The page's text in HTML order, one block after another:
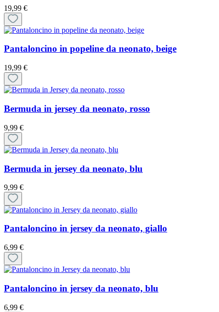
19,99 €
Pantaloncino in popeline da neonato, beige
19,99 €
Bermuda in jersey da neonato, rosso
9,99 €
Bermuda in jersey da neonato, blu
9,99 €
Pantaloncino in jersey da neonato, giallo
6,99 €
Pantaloncino in jersey da neonato, blu
6,99 €